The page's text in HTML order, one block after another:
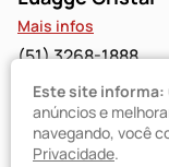
Mais infos
(51) 3268-1888
Luagge Bravo
Mais infos
Este site informa:
anúncios e
navegando, você
Privacidade.